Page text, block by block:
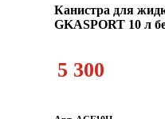
Канистра для
GKASPORT 10 л
5 300